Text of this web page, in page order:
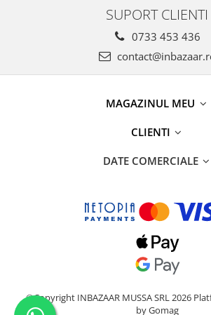
SUPORT CLIENTI
0733 453 436
MAGAZINUL MEU
CLIENTI
DATE COMERCIALE
©Copyright INBAZAAR MUSSA SRL 2026
by Gomag